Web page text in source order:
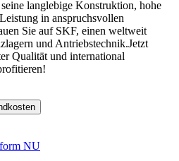
langlebige Konstruktion, hohe
in anspruchsvollen
Sie auf SKF, einen weltweit
und Antriebstechnik.Jetzt
Qualität und international
NU